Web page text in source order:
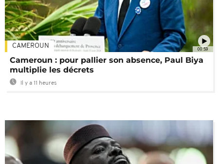
00:59
CAMEROUN
Cameroun : pour pallier son absence, Paul Biya
multiplie les décrets
Il y a 11 heures